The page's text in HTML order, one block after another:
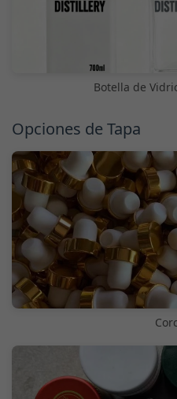
Botella de
Opciones de Tapa